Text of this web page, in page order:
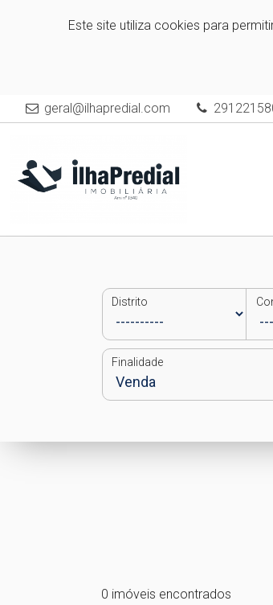
Este site utiliza cookies para
geral@ilhapredial.com
Distrito
Finalidade
0 imóveis encontrados